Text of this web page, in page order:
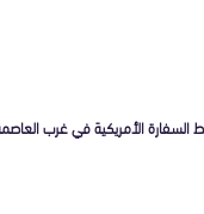
الأمريكية في غرب